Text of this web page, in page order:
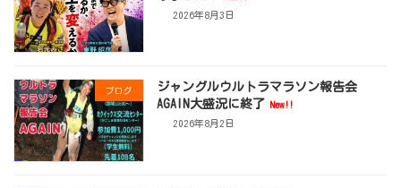
2026年8月3日
ブログ
ジャングルウルトラマラソン報告会
AGAIN大盛況に終了
New!!
2026年8月2日